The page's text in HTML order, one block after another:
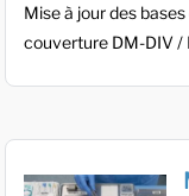
Mise à jour des
couverture DM-DIV /